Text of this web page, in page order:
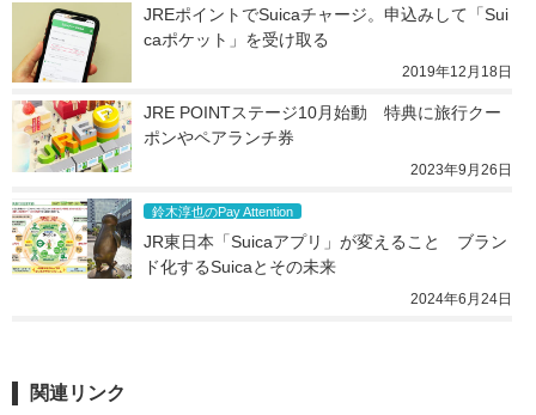
JREポイントでSuicaチャージ。申込みして「Sui
caポケット」を受け取る
2019年12月18日
JRE POINTステージ10月始動　特典に旅行クー
ポンやペアランチ券
2023年9月26日
鈴木淳也のPay Attention
JR東日本「Suicaアプリ」が変えること　ブラン
ド化するSuicaとその未来
2024年6月24日
関連リンク